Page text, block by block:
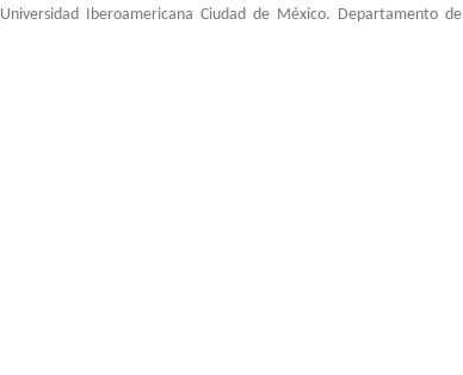
Universidad Iberoamericana Ciudad de México. Departamento de